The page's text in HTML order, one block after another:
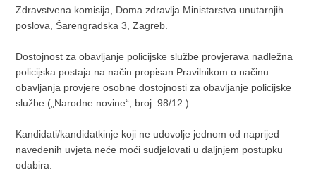
Zdravstvena komisija, Doma zdravlja Ministarstva unutarnjih
poslova, Šarengradska 3, Zagreb.
Dostojnost za obavljanje policijske službe provjerava nadležna
policijska postaja na način propisan Pravilnikom o načinu
obavljanja provjere osobne dostojnosti za obavljanje policijske
službe („Narodne novine“, broj: 98/12.)
Kandidati/kandidatkinje koji ne udovolje jednom od naprijed
navedenih uvjeta neće moći sudjelovati u daljnjem postupku
odabira.